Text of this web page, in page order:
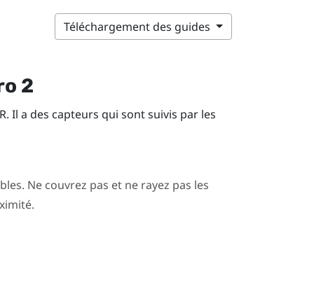
Téléchargement des guides
2
Il a des capteurs qui sont suivis par les
Ne couvrez pas et ne rayez pas les